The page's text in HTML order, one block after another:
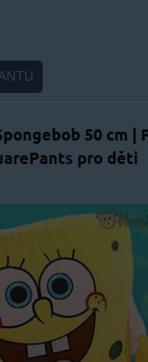
50 cm |
pro děti